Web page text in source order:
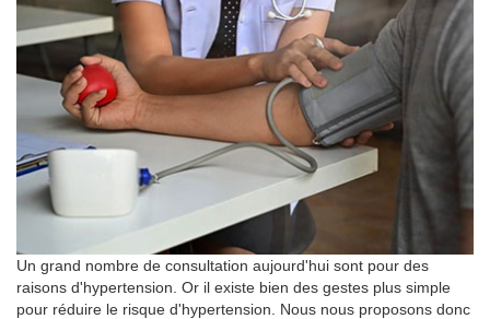
Un grand nombre de consultation aujourd'hui sont pour des
raisons d'hypertension. Or il existe bien des gestes plus simple
pour réduire le risque d'hypertension. Nous nous proposons donc